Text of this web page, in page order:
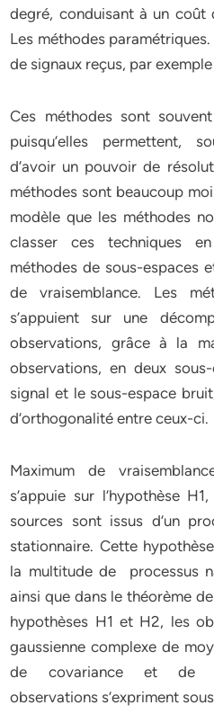
degré, conduisant à un
Les méthodes
de signaux reçus, par
Ces méthodes sont
puisqu’elles permettent,
d’avoir un pouvoir de
méthodes sont beaucoup
modèle que les méthodes
classer ces techniques
méthodes de sous-espaces
de vraisemblance. Les
s’appuient sur une
observations, grâce à la
observations, en deux
signal et le sous-espace
d’orthogonalité entre ceux-ci.
Maximum de
s’appuie sur l’hypothèse
sources sont issus d’un
stationnaire. Cette
la multitude de processus
ainsi que dans le théorème
hypothèses H1 et H2, les
gaussienne complexe de
de covariance et de
observations s’expriment